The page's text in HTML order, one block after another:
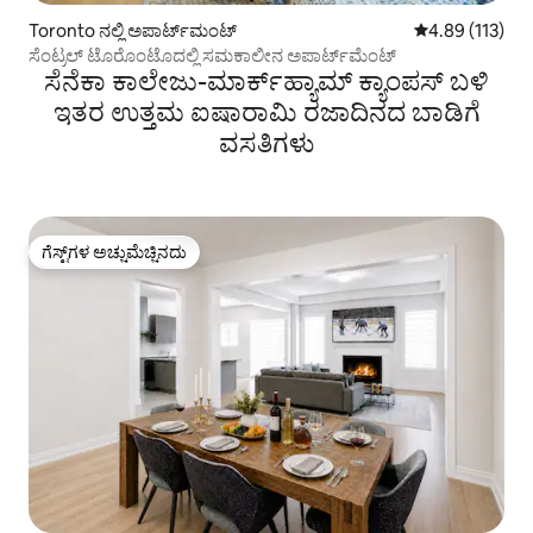
Toronto ನಲ್ಲಿ ಅಪಾರ್ಟ್‌ಮಂಟ್ 5 ರಲ್ಲಿ 4.89
4.89 (113)
ಸೆಂಟ್ರಲ್ ಟೊರೊಂಟೊದಲ್ಲಿ ಸಮಕಾಲೀನ ಅಪಾರ್ಟ್‌ಮೆಂಟ್
ಸೆನೆಕಾ ಕಾಲೇಜು-ಮಾರ್ಕ್‌ಹ್ಯಾಮ್ ಕ್ಯಾಂಪಸ್ ಬಳಿ
ಇತರ ಉತ್ತಮ ಐಷಾರಾಮಿ ರಜಾದಿನದ ಬಾಡಿಗೆ
ವಸತಿಗಳು
ಗೆಸ್ಟ್‌ಗಳ ಅಚ್ಚುಮೆಚ್ಚಿನದು
ಗೆಸ್ಟ್‌ಗಳ ಅಚ್ಚುಮೆಚ್ಚಿನದು